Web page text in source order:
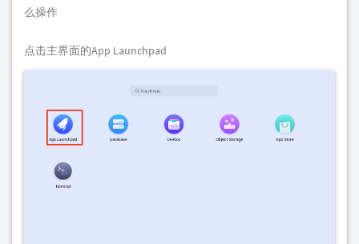
么操作
点击主界面的App Launchpad